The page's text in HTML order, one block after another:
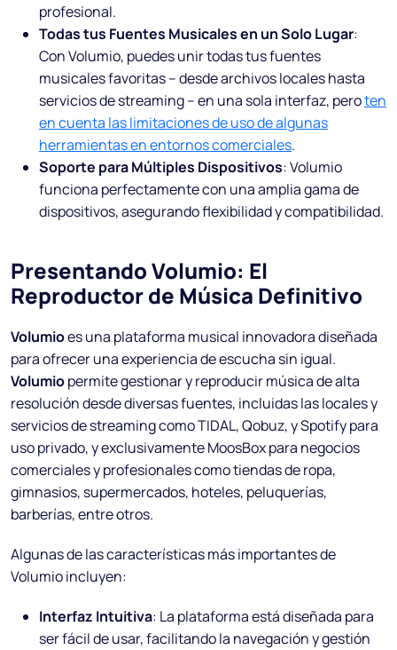
profesional.
Todas tus Fuentes Musicales en un Solo Lugar:
Con Volumio, puedes unir todas tus fuentes
musicales favoritas – desde archivos locales hasta
servicios de streaming – en una sola interfaz, peroten
en cuenta las limitaciones de uso de algunas
herramientas en entornos comerciales.
Soporte para Múltiples Dispositivos: Volumio
funciona perfectamente con una amplia gama de
dispositivos, asegurando flexibilidad y compatibilidad.
Presentando Volumio: El
Reproductor de Música Definitivo
Volumioes una plataforma musical innovadora diseñada
para ofrecer una experiencia de escucha sin igual.
Volumiopermite gestionar y reproducir música de alta
resolución desde diversas fuentes, incluidas las locales y
servicios de streaming como TIDAL, Qobuz, y Spotify para
uso privado, y exclusivamente MoosBox para negocios
comerciales y profesionales como tiendas de ropa,
gimnasios, supermercados, hoteles, peluquerías,
barberías, entre otros.
Algunas de las características más importantes de
Volumio incluyen:
Interfaz Intuitiva: La plataforma está diseñada para
ser fácil de usar, facilitando la navegación y gestión